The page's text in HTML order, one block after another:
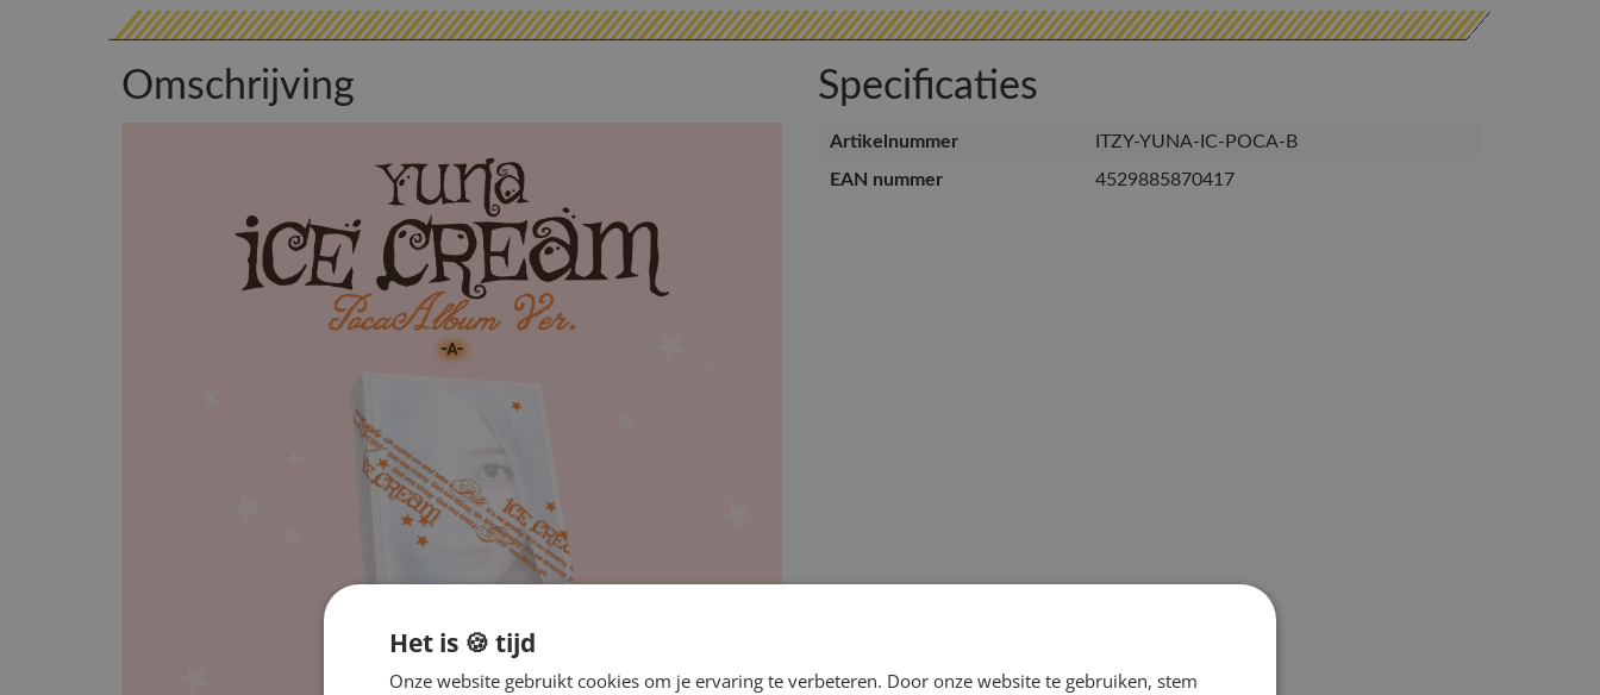
Omschrijving Specificaties
Artikelnummer
ITZY-YUNA-IC-POCA-B
EAN nummer
4529885870417
Het is 🍪 tijd
Onze website gebruikt cookies om je ervaring te verbeteren. Door onze website te gebruiken, stem